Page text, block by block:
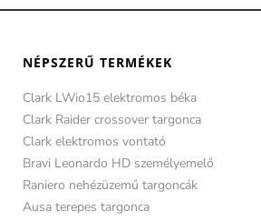
NÉPSZERŰ TERMÉKEK
Clark LWio15 elektromos béka
Clark Raider crossover targonca
Clark elektromos vontató
Bravi Leonardo HD személyemelő
Raniero nehézüzemű targoncák
Ausa terepes targonca